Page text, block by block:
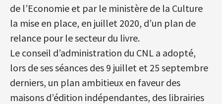
de l’Economie et par le ministère de la Culture
la mise en place, en juillet 2020, d’un plan de
relance pour le secteur du livre.
Le conseil d’administration du CNL a adopté,
lors de ses séances des 9 juillet et 25 septembre
derniers, un plan ambitieux en faveur des
maisons d’édition indépendantes, des librairies